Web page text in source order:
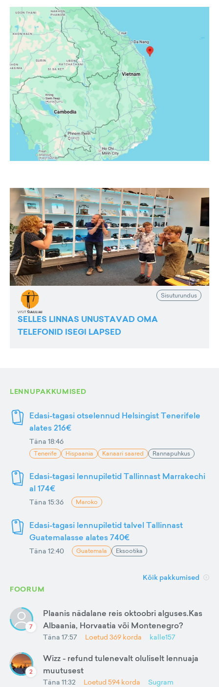
Sisuturundus
SELLES LINNAS UNUSTAVAD OMA
TELEFONID ISEGI LAPSED
LENNUPAKKUMISED
Edasi-tagasi otselennud Helsingist Tenerifele
alates 216€
Täna 18:46
Tenerife Hispaania Kanaari saared Rannapuhkus
Edasi-tagasi lennupiletid Tallinnast Marrakechi
al 174€
Täna 15:36 Maroko
Edasi-tagasi lennupiletid talvel Tallinnast
Guatemalasse alates 740€
Täna 12:40 Guatemala Eksootika
Kõik pakkumised
FOORUM
7
Plaanis nädalane reis oktoobri alguses.Kas
Albaania, Horvaatia või Montenegro?
Täna 17:57 Loetud 369 korda kalle157
2
Wizz - refund tulenevalt oluliselt lennuaja
muutusest
Täna 11:32 Loetud 594 korda Sugram